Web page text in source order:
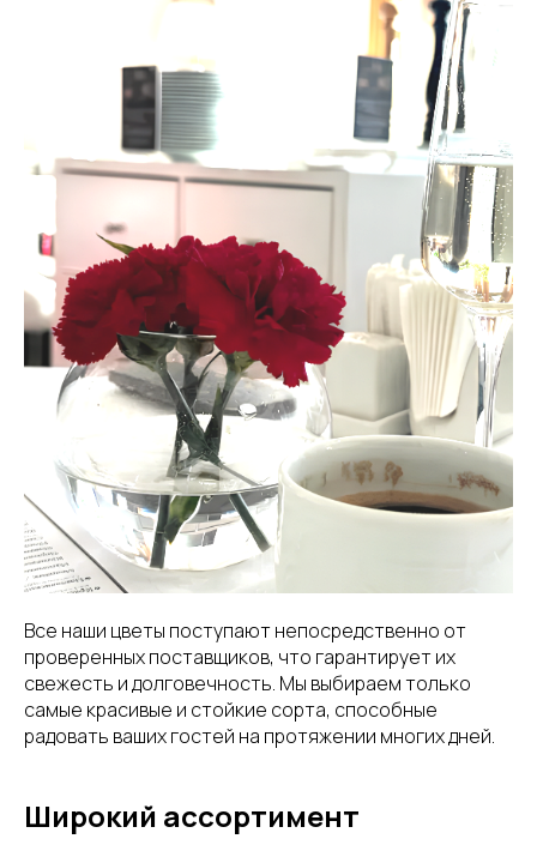
Все наши цветы поступают непосредственно от
проверенных поставщиков, что гарантирует их
свежесть и долговечность. Мы выбираем только
самые красивые и стойкие сорта, способные
радовать ваших гостей на протяжении многих дней.
Широкий ассортимент